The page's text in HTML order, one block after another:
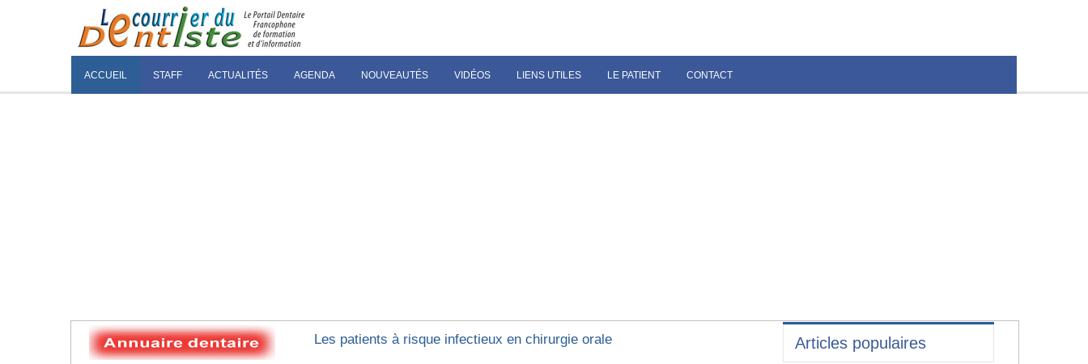
ACCUEIL STAFF ACTUALITÉS AGENDA NOUVEAUTÉS VIDÉOS LIENS UTILES LE PATIENT CONTACT
Les patients à risque infectieux en chirurgie orale Articles populaires